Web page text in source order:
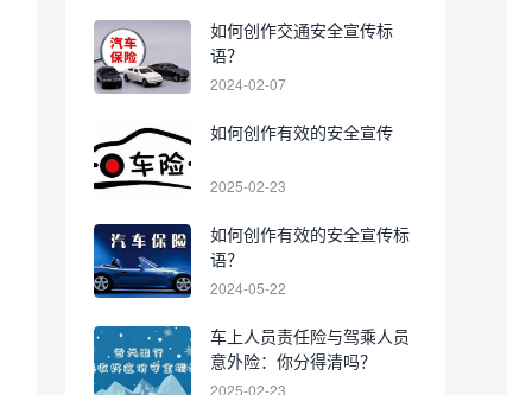
如何创作交通安全宣传标
语？
2024-02-07
如何创作有效的安全宣传
2025-02-23
如何创作有效的安全宣传标
语？
2024-05-22
车上人员责任险与驾乘人员
意外险：你分得清吗？
2025-02-23